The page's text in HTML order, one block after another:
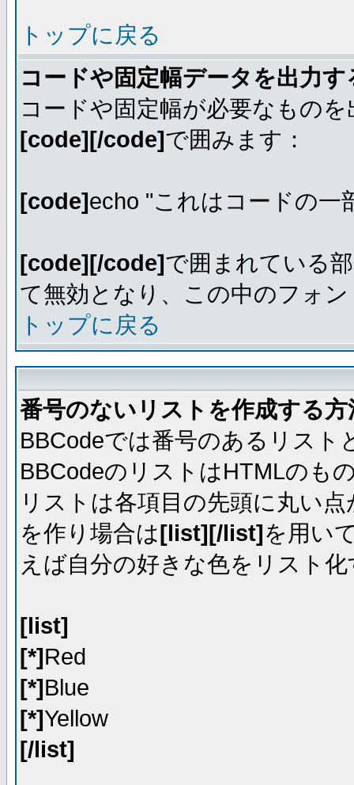
トップに戻る
コードや固定幅データを出力す
コードや固定幅が必要なもの
[code][/code]で囲みます：
[code]echo "これはコードの一
[code][/code]で囲まれている
て無効となり、この中のフォ
トップに戻る
番号のないリストを作成する方
BBCodeでは番号のあるリス
BBCodeのリストはHTMLのも
リストは各項目の先頭に丸い
を作り場合は[list][/list]を用い
えば自分の好きな色をリスト
[list]
[*]Red
[*]Blue
[*]Yellow
[/list]